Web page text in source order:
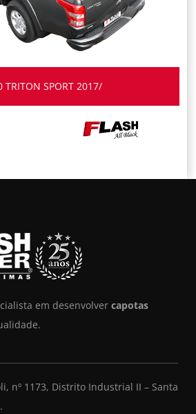
TRITON SPORT 2017/
em desenvolver capotas
nº 1173, Distrito Industrial II – Santa